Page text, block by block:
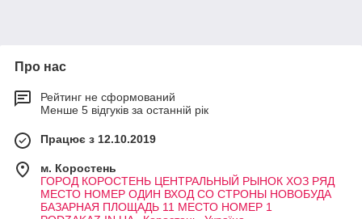
Про нас
Рейтинг не сформований
Менше 5 відгуків за останній рік
Працює з 12.10.2019
м. Коростень
ГОРОД КОРОСТЕНЬ ЦЕНТРАЛЬНЫЙ РЫНОК ХОЗ РЯД
МЕСТО НОМЕР ОДИН ВХОД СО СТРОНЫ НОВОБУДА
БАЗАРНАЯ ПЛОЩАДЬ 11 МЕСТО НОМЕР 1